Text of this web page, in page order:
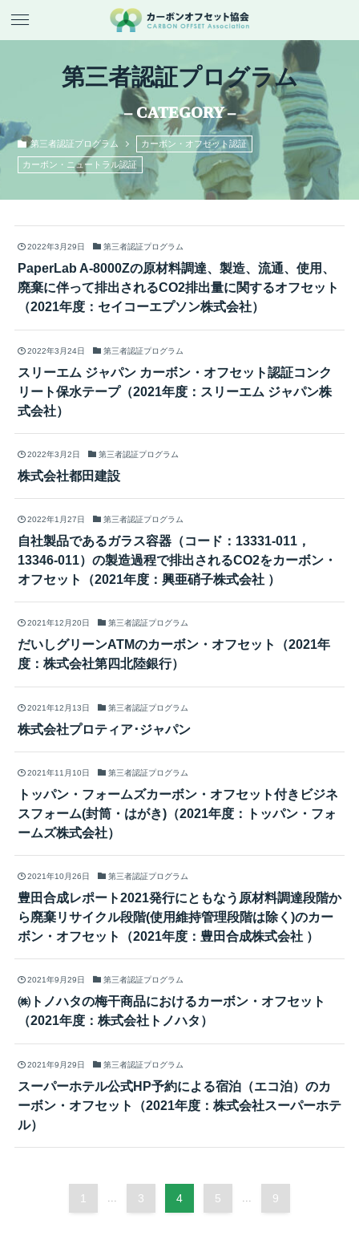
第三者認証プログラム
– CATEGORY –
第三者認証プログラム カーボン・オフセット認証
カーボン・ニュートラル認証
2022年3月29日 第三者認証プログラム
PaperLab A-8000Zの原材料調達、製造、流通、使用、
廃棄に伴って排出されるCO2排出量に関するオフセット
（2021年度：セイコーエプソン株式会社）
2022年3月24日 第三者認証プログラム
スリーエム ジャパン カーボン・オフセット認証コンク
リート保水テープ（2021年度：スリーエム ジャパン株
式会社）
2022年3月2日 第三者認証プログラム
株式会社都田建設
2022年1月27日 第三者認証プログラム
自社製品であるガラス容器（コード：13331-011，
13346-011）の製造過程で排出されるCO2をカーボン・
オフセット（2021年度：興亜硝子株式会社 ）
2021年12月20日 第三者認証プログラム
だいしグリーンATMのカーボン・オフセット（2021年
度：株式会社第四北陸銀行）
2021年12月13日 第三者認証プログラム
株式会社プロティア･ジャパン
2021年11月10日 第三者認証プログラム
トッパン・フォームズカーボン・オフセット付きビジネ
スフォーム(封筒・はがき)（2021年度：トッパン・フォ
ームズ株式会社）
2021年10月26日 第三者認証プログラム
豊田合成レポート2021発行にともなう原材料調達段階か
ら廃棄リサイクル段階(使用維持管理段階は除く)のカー
ボン・オフセット（2021年度：豊田合成株式会社 ）
2021年9月29日 第三者認証プログラム
㈱トノハタの梅干商品におけるカーボン・オフセット
（2021年度：株式会社トノハタ）
2021年9月29日 第三者認証プログラム
スーパーホテル公式HP予約による宿泊（エコ泊）のカ
ーボン・オフセット（2021年度：株式会社スーパーホテ
ル）
1 3 4 5 9